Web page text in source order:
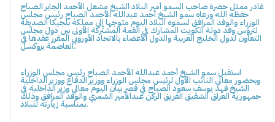
غادر ممثل حضرة صاحب السمو أمير البلاد الشيخ مشعل الأحمد الجابر الصباح
حفظه الله ورعاه سمو الشيخ أحمد عبدالله الأحمد الصباح رئيس مجلس
الوزراء والوفد المرافق لسموه البلاد اليوم متوجها إلى مملكة بلجيكا الصديقة
لترؤس وفد دولة الكويت المشارك في القمة المشتركة الأولى بين دول مجلس
التعاون لدول الخليج العربية والدول الأعضاء بالاتحاد الأوروبي المقرر عقدها في
العاصمة بروكسل.
استقبل سمو الشيخ أحمد عبدالله الأحمد الصباح رئيس مجلس الوزراء
وبحضور معالي النائب الأول لرئيس مجلس الوزراء ووزير الدفاع ووزير الداخلية
الشيخ فهد يوسف سعود الصباح في قصر بيان اليوم معالي وزير الداخلية في
جمهورية العراق الشقيق الفريق الركن عبدالأمير الشمري والوفد المرافق وذلك
بمناسبة زيارته للبلاد.